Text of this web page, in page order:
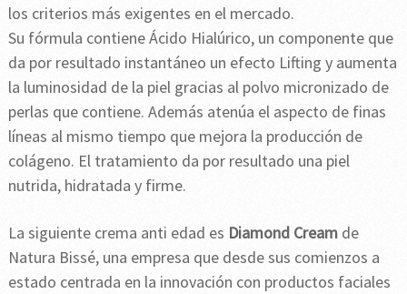
los criterios más exigentes en el mercado.
Su fórmula contiene Ácido Hialúrico, un componente que
da por resultado instantáneo un efecto Lifting y aumenta
la luminosidad de la piel gracias al polvo micronizado de
perlas que contiene. Además atenúa el aspecto de finas
líneas al mismo tiempo que mejora la producción de
colágeno. El tratamiento da por resultado una piel
nutrida, hidratada y firme.
La siguiente crema anti edad es Diamond Creamde
Natura Bissé, una empresa que desde sus comienzos a
estado centrada en la innovación con productos faciales